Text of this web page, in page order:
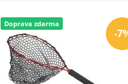
-
Doprava zdarma